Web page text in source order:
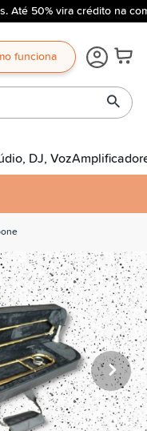
Até 50% vira crédito na
funciona
DJ, Voz